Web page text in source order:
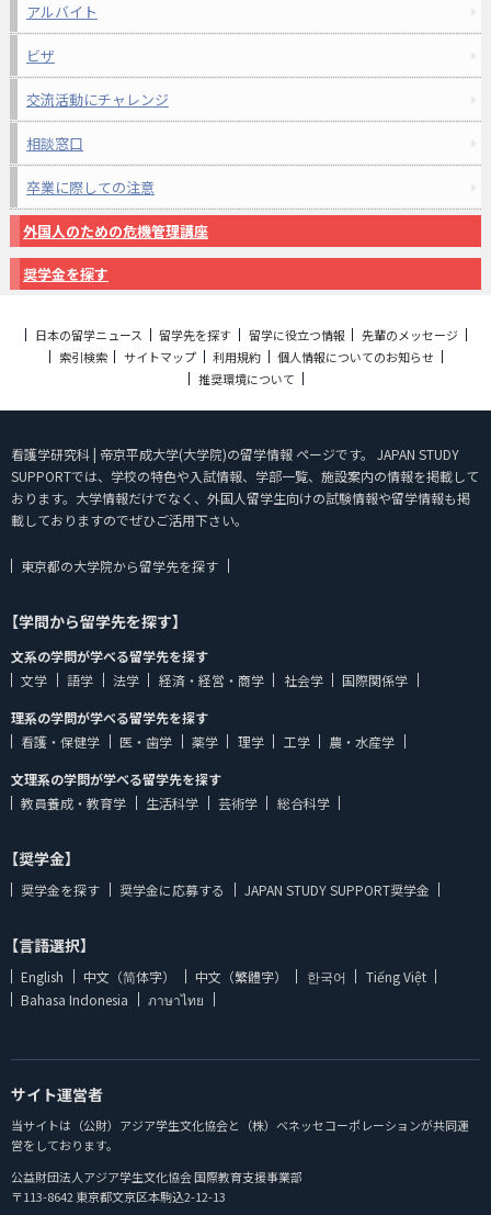
アルバイト
ビザ
交流活動にチャレンジ
相談窓口
卒業に際しての注意
外国人のための危機管理講座
奨学金を探す
日本の留学ニュース 留学先を探す 留学に役立つ情報
先輩のメッセージ
索引検索
サイトマップ 利用規約
個人情報についてのお知らせ
推奨環境について
看護学研究科 | 帝京平成大学(大学院)の留学情報 ページです。 JAPAN STUDY
SUPPORTでは、学校の特色や入試情報、学部一覧、施設案内の情報を掲載して
おります。大学情報だけでなく、外国人留学生向けの試験情報や留学情報も掲
載しておりますのでぜひご活用下さい。
東京都の大学院から留学先を探す
【学問から留学先を探す】
文系の学問が学べる留学先を探す
文学
語学 法学 経済・経営・商学 社会学
国際関係学
理系の学問が学べる留学先を探す
看護・保健学
医・歯学 薬学 理学 工学
農・水産学
文理系の学問が学べる留学先を探す
教員養成・教育学
生活科学 芸術学 総合科学
【奨学金】
奨学金を探す 奨学金に応募する JAPAN STUDY SUPPORT奨学金
【言語選択】
English 中文（简体字） 中文（繁體字） 한국어
Tiếng Việt
Bahasa Indonesia
ภาษาไทย
サイト運営者
当サイトは（公財）アジア学生文化協会と（株）ベネッセコーポレーションが共同運
営をしております。
公益財団法人アジア学生文化協会 国際教育支援事業部
〒113-8642 東京都文京区本駒込2-12-13